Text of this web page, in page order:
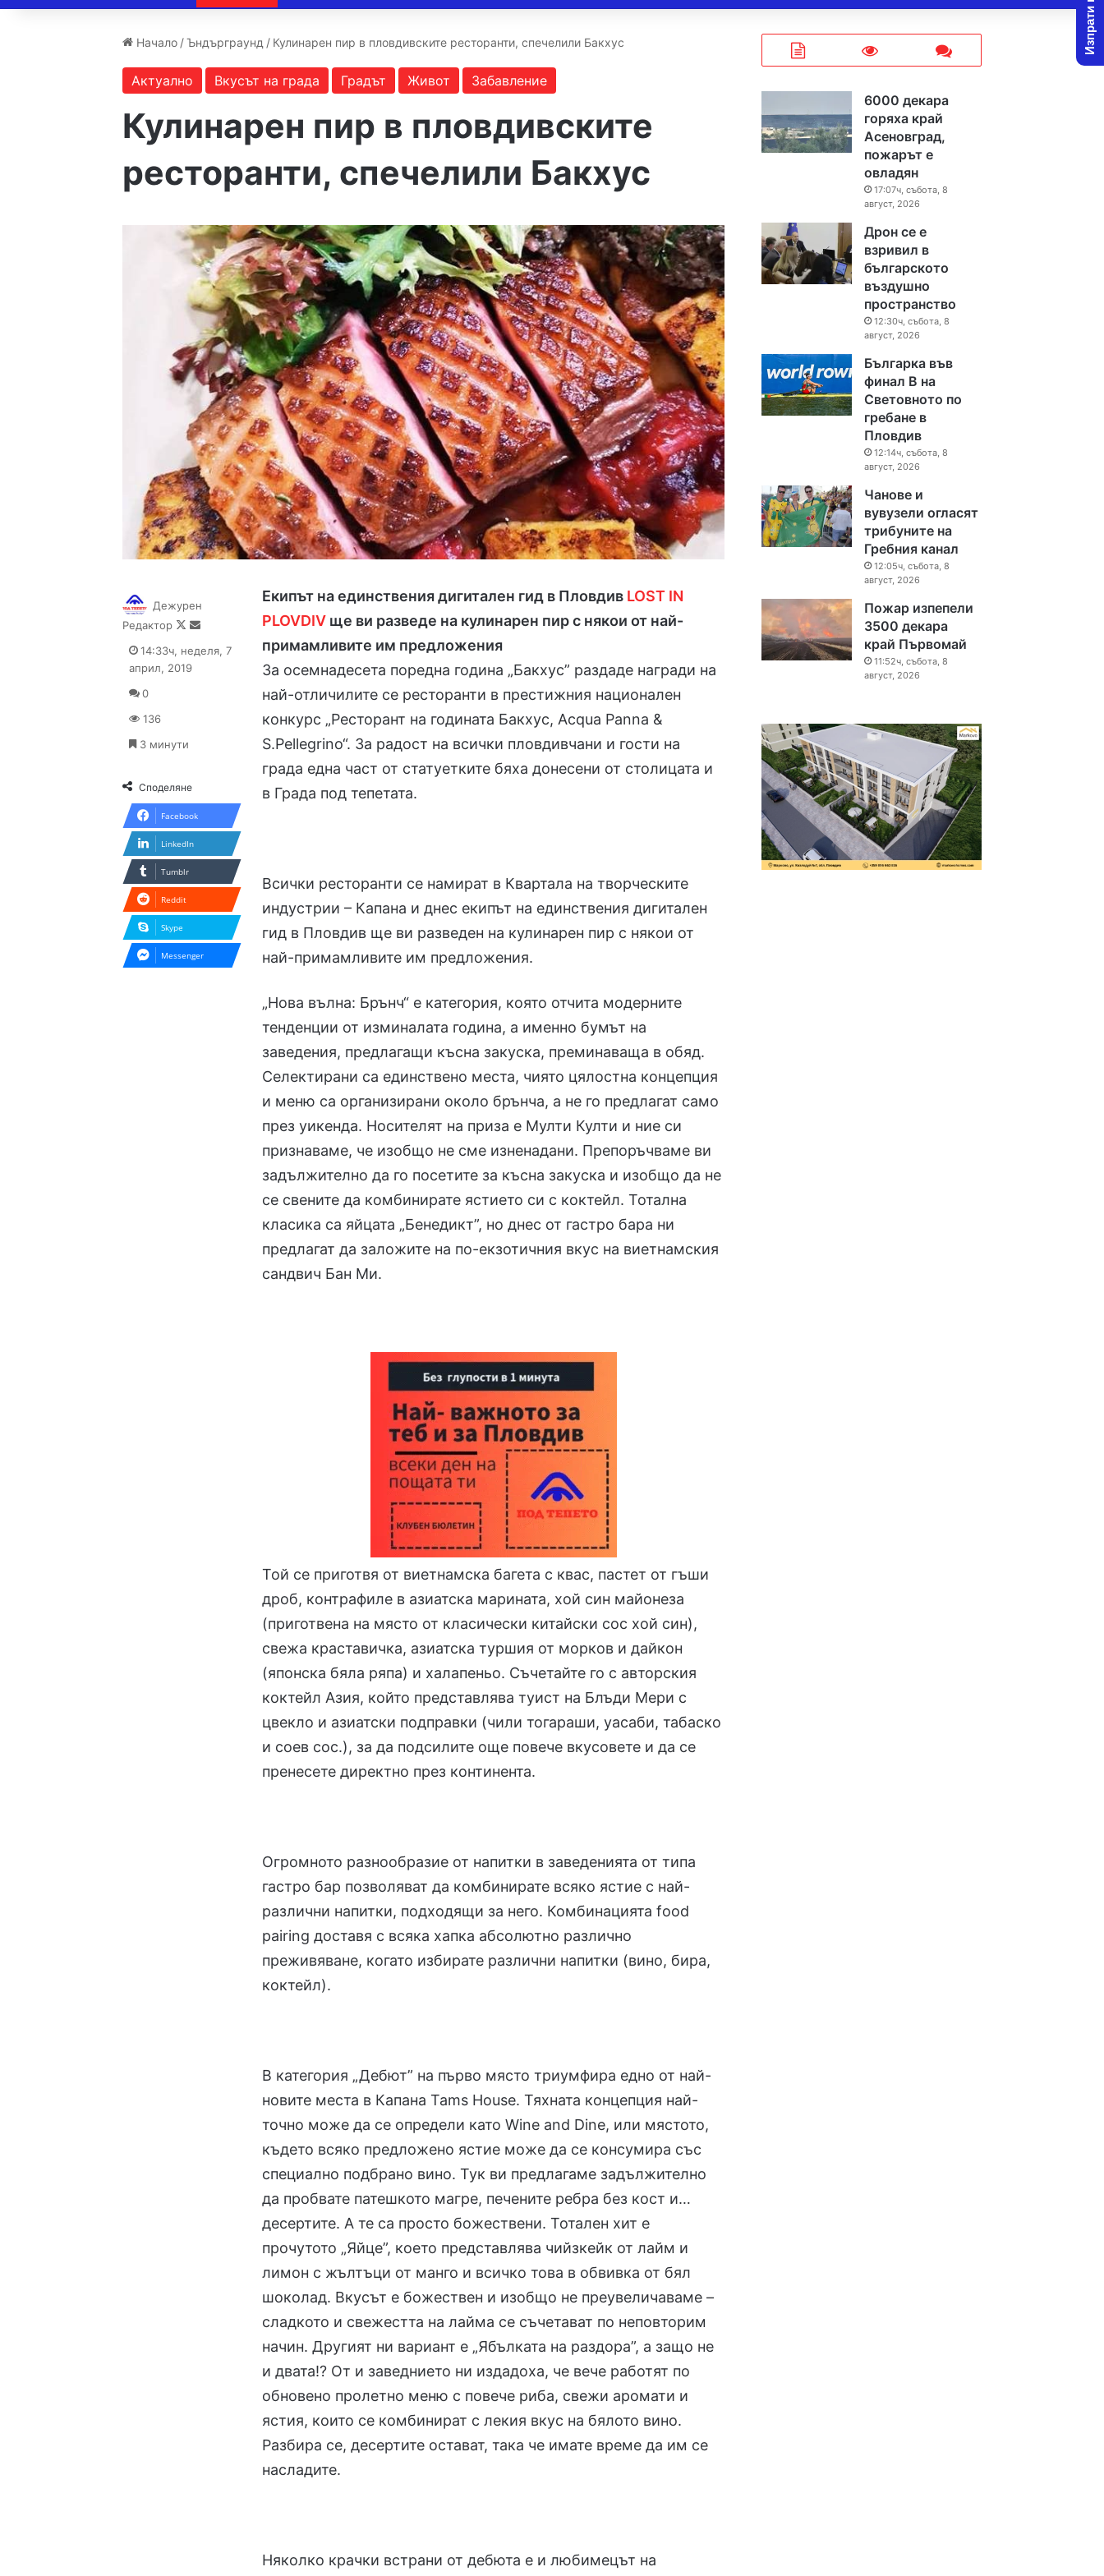
Начало / Ъндърграунд / Кулинарен пир в пловдивските ресторанти, спечелили Бакхус
Актуално Вкусът на града Градът Живот Забавление
Кулинарен пир в пловдивските
ресторанти, спечелили Бакхус
Екипът на единствения дигитален гид в Пловдив LOST IN
PLOVDIV ще ви разведе на кулинарен пир с някои от най-
примамливите им предложения
За осемнадесета поредна година „Бакхус” раздаде награди на
най-отличилите се ресторанти в престижния национален
конкурс „Ресторант на годината Бакхус, Acqua Panna &
S.Pellegrino“. За радост на всички пловдивчани и гости на
града една част от статуетките бяха донесени от столицата и
в Града под тепетата.
Всички ресторанти се намират в Квартала на творческите
индустрии – Капана и днес екипът на единствения дигитален
гид в Пловдив ще ви разведен на кулинарен пир с някои от
най-примамливите им предложения.
„Нова вълна: Брънч“ е категория, която отчита модерните
тенденции от изминалата година, а именно бумът на
заведения, предлагащи късна закуска, преминаваща в обяд.
Селектирани са единствено места, чиято цялостна концепция
и меню са организирани около брънча, а не го предлагат само
през уикенда. Носителят на приза е Мулти Култи и ние си
признаваме, че изобщо не сме изненадани. Препоръчваме ви
задължително да го посетите за късна закуска и изобщо да не
се свените да комбинирате ястието си с коктейл. Тотална
класика са яйцата „Бенедикт”, но днес от гастро бара ни
предлагат да заложите на по-екзотичния вкус на виетнамския
сандвич Бан Ми.
Той се приготвя от виетнамска багета с квас, пастет от гъши
дроб, контрафиле в азиатска марината, хой син майонеза
(приготвена на място от класически китайски сос хой син),
свежа краставичка, азиатска туршия от морков и дайкон
(японска бяла ряпа) и халапеньо. Съчетайте го с авторския
коктейл Азия, който представлява туист на Блъди Мери с
цвекло и азиатски подправки (чили тогараши, уасаби, табаско
и соев сос.), за да подсилите още повече вкусовете и да се
пренесете директно през континента.
Огромното разнообразие от напитки в заведенията от типа
гастро бар позволяват да комбинирате всяко ястие с най-
различни напитки, подходящи за него. Комбинацията food
pairing доставя с всяка хапка абсолютно различно
преживяване, когато избирате различни напитки (вино, бира,
коктейл).
В категория „Дебют” на първо място триумфира едно от най-
новите места в Капана Tams House. Тяхната концепция най-
точно може да се определи като Wine and Dine, или мястото,
където всяко предложено ястие може да се консумира със
специално подбрано вино. Тук ви предлагаме задължително
да пробвате патешкото магре, печените ребра без кост и…
десертите. А те са просто божествени. Тотален хит е
прочутото „Яйце”, което представлява чийзкейк от лайм и
лимон с жълтъци от манго и всичко това в обвивка от бял
шоколад. Вкусът е божествен и изобщо не преувеличаваме –
сладкото и свежестта на лайма се съчетават по неповторим
начин. Другият ни вариант е „Ябълката на раздора”, а защо не
и двата!? От и заведнието ни издадоха, че вече работят по
обновено пролетно меню с повече риба, свежи аромати и
ястия, които се комбинират с лекия вкус на бялото вино.
Разбира се, десертите остават, така че имате време да им се
насладите.
Няколко крачки встрани от дебюта е и любимецът на
Дежурен
Редактор
Follow
X
Send
email
14:33ч, неделя, 7
април, 2019
0
136
3 минути
Споделяне
Facebook
LinkedIn
Tumblr
Reddit
Skype
Messenger
6000 декара
горяха край
Асеновград,
пожарът е
овладян
17:07ч, събота, 8
август, 2026
Дрон се е
взривил в
българското
въздушно
пространство
12:30ч, събота, 8
август, 2026
Българка във
финал B на
Световното по
гребане в
Пловдив
12:14ч, събота, 8
август, 2026
Чанове и
вувузели огласят
трибуните на
Гребния канал
12:05ч, събота, 8
август, 2026
Пожар изпепели
3500 декара
край Първомай
11:52ч, събота, 8
август, 2026